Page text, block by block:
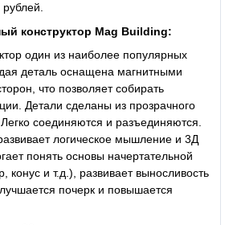
рублей.
конструктор Mag Building:
один из наиболее популярных
деталь оснащена магнитными
что позволяет собирать
Детали сделаны из прозрачного
соединяются и разъединяются.
логическое мышление и 3Д
понять основы начертательной
конус и т.д.), развивает выносливость
почерк и повышается